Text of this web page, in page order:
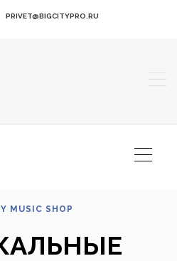
PRIVET@BIGCITYPRO.RU
MUSIC SHOP